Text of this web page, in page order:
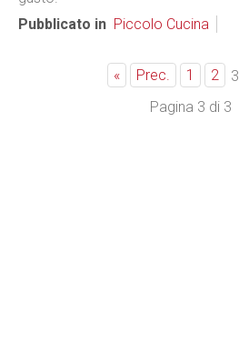
Pubblicato in Piccolo Cucina
« Prec. 1 2 3
Pagina 3 di 3